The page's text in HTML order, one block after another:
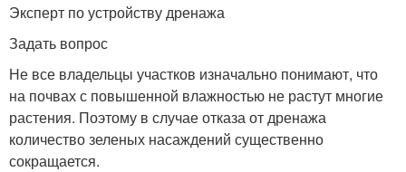
Эксперт по устройству дренажа
Задать вопрос
Не все владельцы участков изначально понимают, что
на почвах с повышенной влажностью не растут многие
растения. Поэтому в случае отказа от дренажа
количество зеленых насаждений существенно
сокращается.